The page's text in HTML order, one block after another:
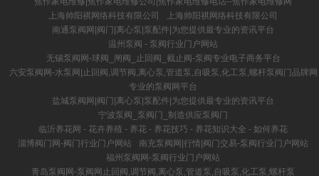
上海帅阳祺网络科技有限公司
上海帅阳祺网络科技有限公司
南通泵阀网|阀门|离心泵|泵配件|为您提供最专业的资讯平台
温州泵阀 - 泵阀行业门户网站
无锡泵阀网-球阀_闸阀_止回阀_截止阀-泵阀专业电子商务平台
六安泵阀网-水泵网|止回阀,调节阀,离心泵,管道泵,自吸泵,化工泵,螺杆泵阀门品牌网
专业的泵阀网平台
盐城泵阀网|阀门|离心泵|泵配件|为您提供最专业的资讯平台
宁波泵阀_泵阀门_制造供应泵阀门
临沂养花网 - 花卉养殖 - 养花 - 养花技巧 - 养花知识大全 - 如何养花
淄博阀门网-阀门行业门户网站
南充泵阀网|行情|阀门交易-泵阀行业门户网站
福州泵阀网-泵阀行业门户网站
青岛泵阀网-泵阀网止回阀,调节阀,离心泵,管道泵,自吸泵,化工泵,螺杆泵